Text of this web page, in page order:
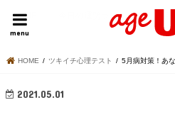
menu
HOME 今日の運勢ランキング
HOME ツキイチ心理テスト 5月病対策！あ
2021.05.01